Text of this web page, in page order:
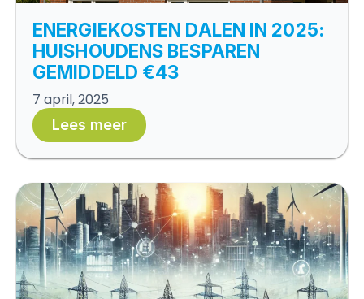
ENERGIEKOSTEN DALEN IN 2025:
HUISHOUDENS BESPAREN
GEMIDDELD €43
7 april, 2025
Lees meer